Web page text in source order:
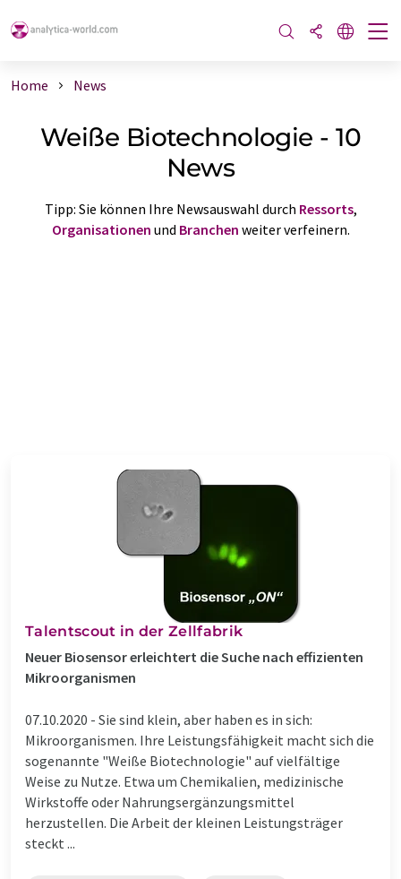
Home News
Weiße Biotechnologie - 10
News
Tipp: Sie können Ihre Newsauswahl durch Ressorts,
Organisationen und Branchen weiter verfeinern.
Talentscout in der Zellfabrik
Neuer Biosensor erleichtert die Suche nach effizienten
Mikroorganismen
07.10.2020 - Sie sind klein, aber haben es in sich:
Mikroorganismen. Ihre Leistungsfähigkeit macht sich die
sogenannte "Weiße Biotechnologie" auf vielfältige
Weise zu Nutze. Etwa um Chemikalien, medizinische
Wirkstoffe oder Nahrungsergänzungsmittel
herzustellen. Die Arbeit der kleinen Leistungsträger
steckt ...